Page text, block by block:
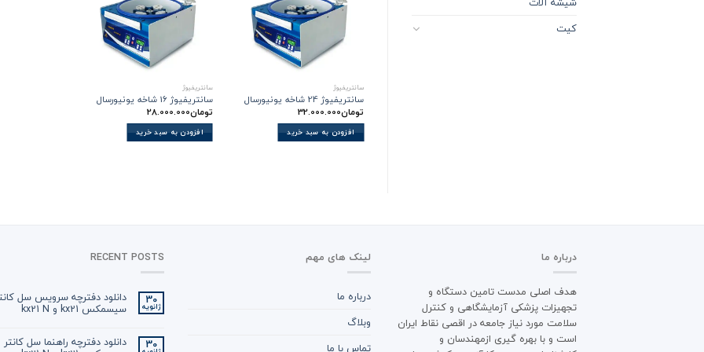
کیت
سانتریفیوژ
سانتریفیوژ 24 شاخه یونیورسال
تومان32.000.000
افزودن به سبد خرید
سانتریفیوژ
سانتریفیوژ 16 شاخه یونیورسال
تومان28.000.000
افزودن به سبد خرید
درباره ما
هدف اصلی مدست تامین دستگاه و
تجهیزات پزشکی آزمایشگاهی و کنترل
سلامت مورد نیاز جامعه در اقصی نقاط ایران
است و با بهره گیری ازمهندسان و
لینک های مهم
درباره ما
وبلاگ
تماس با ما
RECENT POSTS
30
ژانویه
دانلود دفترچه سرویس سل
سیسمکس kx21 و kx21 N
30 دانلود دفترچه راهنما سل کانتر